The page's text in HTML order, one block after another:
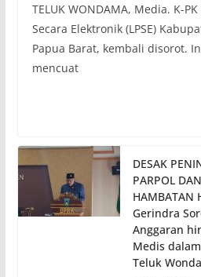
TELUK WONDAMA, Media. K-
Secara Elektronik (LPSE)
Papua Barat, kembali disorot.
mencuat
DESAK
PARPOL
HAMBATAN
Gerindra
Anggaran
Medis
Teluk